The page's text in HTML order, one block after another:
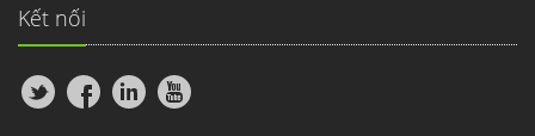
Kết nối